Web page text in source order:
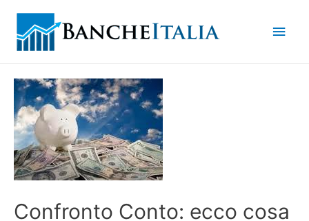
Confronto Conto: ecco cosa